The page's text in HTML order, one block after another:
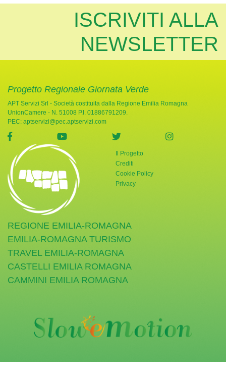
ISCRIVITI ALLA
NEWSLETTER
Progetto Regionale Giornata Verde
APT Servizi Srl - Società costituita dalla Regione Emilia Romagna
UnionCamere - N. 51008 P.I. 01886791209.
PEC: aptservizi@pec.aptservizi.com
visita la pagina Facebook di Giornata Verde
visita la pagina YouTube di Giornata
visita la pagina Twitter di
visita la
Il Progetto
Crediti
Cookie Policy
Privacy
REGIONE EMILIA-ROMAGNA
EMILIA-ROMAGNA TURISMO
TRAVEL EMILIA-ROMAGNA
CASTELLI EMILIA ROMAGNA
CAMMINI EMILIA ROMAGNA